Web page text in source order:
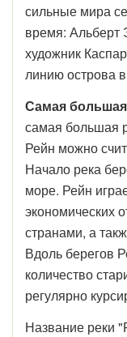
сильные мира
время: Альберт
художник
линию острова
Самая
самая большая
Рейн можно
Начало река
море. Рейн
экономических
странами, а
Вдоль берегов
количество
регулярно
Название реки